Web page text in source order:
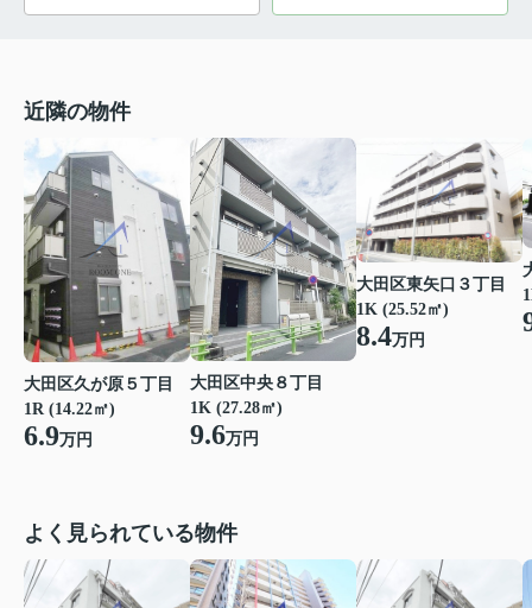
近隣の物件
大田区久が原５丁目
1R (14.22㎡)
6.9万円
大田区中央８丁目
1K (27.28㎡)
9.6万円
大田区東矢口３丁目
1K (25.52㎡)
8.4万円
よく見られている物件